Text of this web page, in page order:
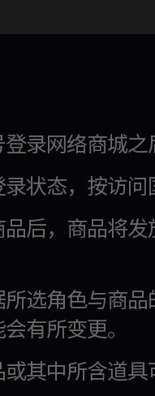
录网络商城
状态，按访
后，商品将
选角色与商
有所变更。
其中所含道